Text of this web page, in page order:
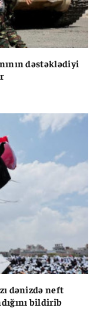
dəstəklədiyi
dənizdə neft
bildirib